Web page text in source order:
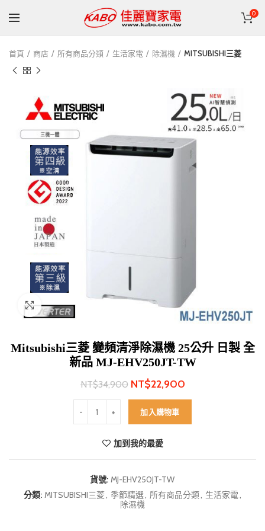
0
首頁 商店 所有商品分類 生活家電 除濕機 MITSUBISHI三菱
Click to enlarge
Mitsubishi三菱 變頻清淨除濕機 25公升 日製 全
新品 MJ-EHV250JT-TW
NT$34,900 NT$22,900
Mitsubishi三菱 變頻清淨除濕機 25公升 日製 全新品
加入購物車
加到我的最愛
貨號: MJ-EHV250JT-TW
分類: MITSUBISHI三菱, 季節精選, 所有商品分類, 生活家電,
除濕機